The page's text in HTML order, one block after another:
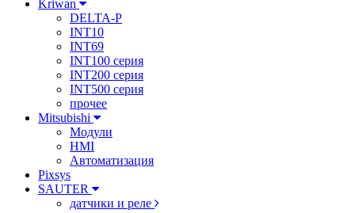
Kriwan
DELTA-P
INT10
INT69
INT100 серия
INT200 серия
INT500 серия
прочее
Mitsubishi
Модули
HMI
Автоматизация
Pixsys
SAUTER
датчики и реле